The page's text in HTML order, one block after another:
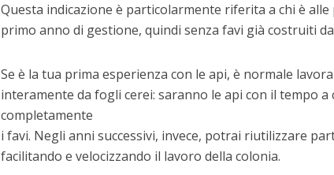
Questa indicazione è particolarmente riferita a chi è
primo anno di gestione, quindi senza favi già costruiti
Se è la tua prima esperienza con le api, è normale
interamente da fogli cerei: saranno le api con il tempo a
completamente
i favi. Negli anni successivi, invece, potrai riutilizzare
facilitando e velocizzando il lavoro della colonia.